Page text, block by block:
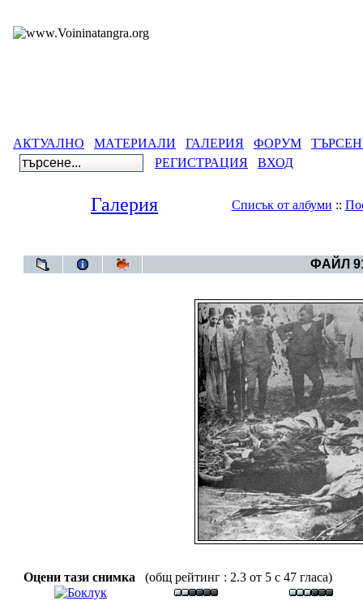
АКТУАЛНО МАТЕРИАЛИ ГАЛЕРИЯ ФОРУМ
РЕГИСТРАЦИЯ
ВХОД
Галерия Списък от албуми ::
ФАЙЛ
Оцени тази снимка (общ рейтинг : 2.3 от 5 с 47 гласа)